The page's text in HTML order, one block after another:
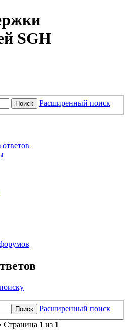
SGH
Поиск Расширенный поиск
Поиск
Расширенный поиск
Страница 1 из 1